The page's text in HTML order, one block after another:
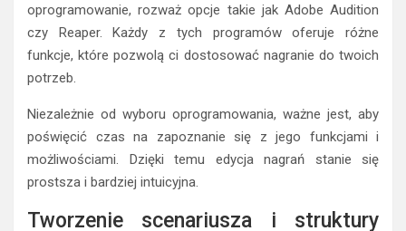
oprogramowanie, rozważ opcje takie jak Adobe Audition
czy Reaper. Każdy z tych programów oferuje różne
funkcje, które pozwolą ci dostosować nagranie do twoich
potrzeb.
Niezależnie od wyboru oprogramowania, ważne jest, aby
poświęcić czas na zapoznanie się z jego funkcjami i
możliwościami. Dzięki temu edycja nagrań stanie się
prostsza i bardziej intuicyjna.
Tworzenie scenariusza i struktury